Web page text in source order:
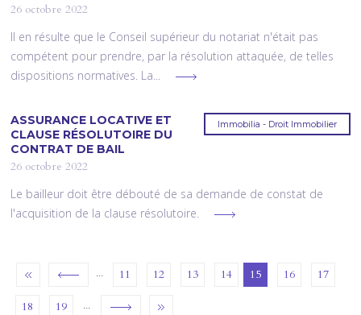
26 octobre 2022
Il en résulte que le Conseil supérieur du notariat n'était pas
compétent pour prendre, par la résolution attaquée, de telles
dispositions normatives. La...
Immobilia - Droit Immobilier
ASSURANCE LOCATIVE ET
CLAUSE RÉSOLUTOIRE DU
CONTRAT DE BAIL
26 octobre 2022
Le bailleur doit être débouté de sa demande de constat de
l'acquisition de la clause résolutoire.
… 11 12 13 14 15 16 17
18 19 …